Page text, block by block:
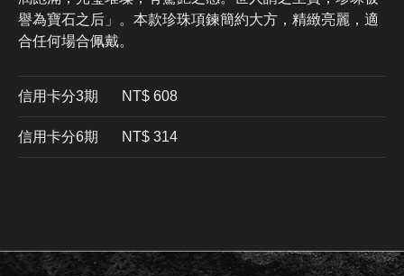
譽為寶石之后」。本款珍珠項鍊簡約大方，精緻亮麗，適
合任何場合佩戴。
信用卡分3期 ​NT$ 608
信用卡分6期 NT$ 314